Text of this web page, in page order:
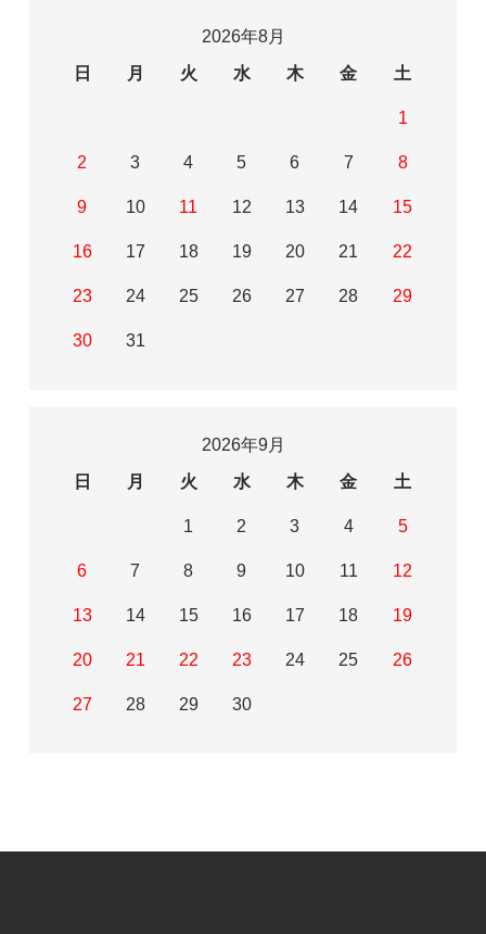
2026年8月
日
月 火 水 木 金 土
1
2 3 4 5 6 7 8
9 10 11 12 13 14 15
16 17 18 19 20 21 22
23 24 25 26 27 28 29
30 31
2026年9月
日
月 火 水 木 金 土
1 2 3 4 5
6 7 8 9 10 11 12
13 14 15 16 17 18 19
20 21 22 23 24 25 26
27 28 29 30